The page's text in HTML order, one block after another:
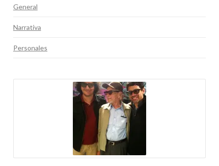
General
Narrativa
Personales